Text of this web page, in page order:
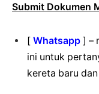
Submit Dokumen
[ Whatsapp ] –
ini untuk
kereta baru